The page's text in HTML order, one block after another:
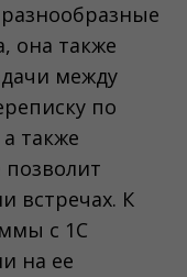
она также
между
по
также
встречах. К
с 1С
на ее